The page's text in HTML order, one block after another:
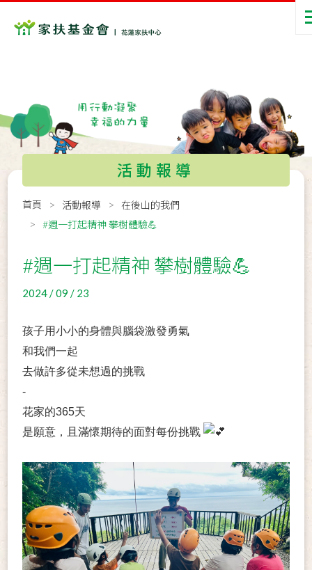
活動報導
首頁 活動報導
在後山的我們
#週一打起精神 攀樹體驗💪
#週一打起精神 攀樹體驗💪
2024 / 09 / 23
孩子用小小的身體與腦袋激發勇氣
和我們一起
去做許多從未想過的挑戰
-
花家的365天
是願意，且滿懷期待的面對每份挑戰